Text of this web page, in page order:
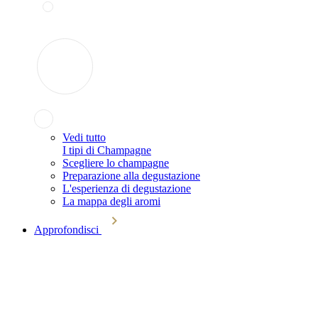
Vedi tutto
I tipi di Champagne
Scegliere lo champagne
Preparazione alla degustazione
L'esperienza di degustazione
La mappa degli aromi
Approfondisci